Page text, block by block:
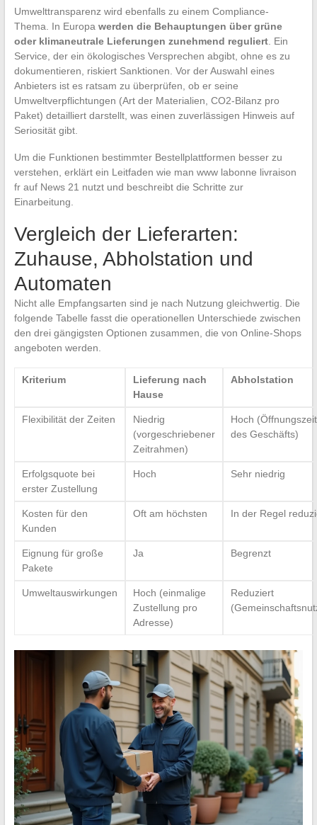
Umwelttransparenz wird ebenfalls zu einem Compliance-
Thema. In Europa werden die Behauptungen über grüne
oder klimaneutrale Lieferungen zunehmend reguliert. Ein
Service, der ein ökologisches Versprechen abgibt, ohne es zu
dokumentieren, riskiert Sanktionen. Vor der Auswahl eines
Anbieters ist es ratsam zu überprüfen, ob er seine
Umweltverpflichtungen (Art der Materialien, CO2-Bilanz pro
Paket) detailliert darstellt, was einen zuverlässigen Hinweis auf
Seriosität gibt.
Um die Funktionen bestimmter Bestellplattformen besser zu
verstehen, erklärt ein Leitfaden wie man www labonne livraison
fr auf News 21 nutzt und beschreibt die Schritte zur
Einarbeitung.
Vergleich der Lieferarten:
Zuhause, Abholstation und
Automaten
Nicht alle Empfangsarten sind je nach Nutzung gleichwertig. Die
folgende Tabelle fasst die operationellen Unterschiede zwischen
den drei gängigsten Optionen zusammen, die von Online-Shops
angeboten werden.
Kriterium
Lieferung nach
Hause
Abholstation
Flexibilität der Zeiten
Niedrig
(vorgeschriebener
Zeitrahmen)
Hoch
des Geschäfts)
Erfolgsquote bei
erster Zustellung
Hoch Sehr niedrig
Kosten für den
Kunden
Oft am höchsten In der Regel
Eignung für große
Pakete
Ja Begrenzt
Umweltauswirkungen
Hoch (einmalige
Zustellung pro
Adresse)
Reduziert